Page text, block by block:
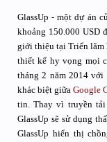
GlassUp - một dự án
khoảng 150.000 USD
giới thiệu tại Triển lãm
thiết kế hy vọng mọi
tháng 2 năm 2014 với
khác biệt giữaGoogle
tin. Thay vì truyền tải
GlassUp sẽ sử dụng
GlassUp hiển thị